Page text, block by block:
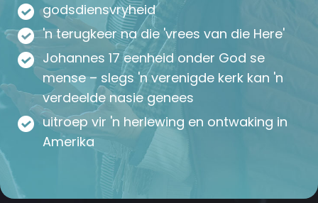
godsdiensvryheid
'n terugkeer na die 'vrees van die Here'
Johannes 17 eenheid onder God se
mense – slegs 'n verenigde kerk kan 'n
verdeelde nasie genees
uitroep vir 'n herlewing en ontwaking in
Amerika